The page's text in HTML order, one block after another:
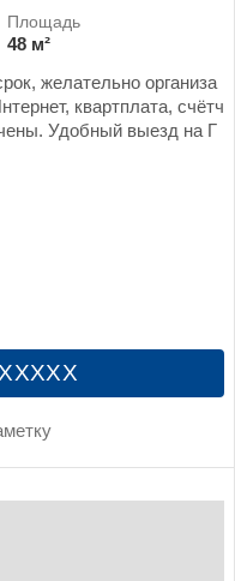
48 м²
желательно организа
квартплата, счётч
Удобный выезд на Г